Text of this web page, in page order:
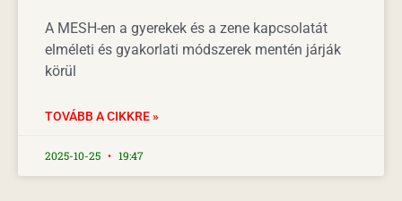
A MESH-en a gyerekek és a zene kapcsolatát
elméleti és gyakorlati módszerek mentén járják
körül
TOVÁBB A CIKKRE »
2025-10-25 19:47